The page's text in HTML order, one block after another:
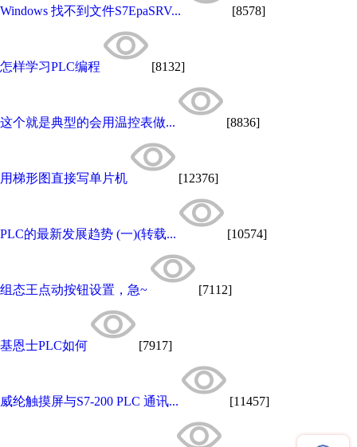
Windows 找不到文件S7EpaSRV... [8578]
怎样学习PLC编程 [8132]
这个就是典型的会用温控表做... [8836]
用梯形图直接写单片机 [12376]
PLC的最新发展趋势 (一)(转载... [10574]
组态王点动按钮设置，急~ [7112]
基恩士PLC如何 [7917]
威纶触摸屏与S7-200 PLC 通讯... [11457]